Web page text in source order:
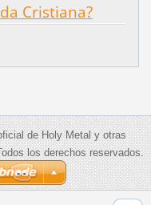
Cristiana?
de Holy Metal y otras
los derechos reservados.